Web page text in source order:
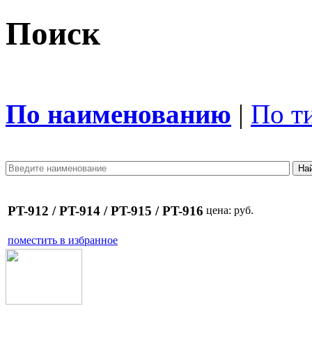
Поиск
По наименованию | По
PT-912 / PT-914 / PT-915 / PT-916 цена: руб.
поместить в избранное